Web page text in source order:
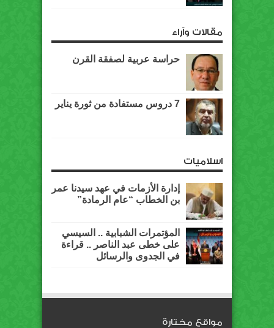
مقالات وآراء
حراسة عربية لصفقة القرن
7 دروس مستفادة من ثورة يناير
اسلاميات
إدارة الأزمات في عهد سيدنا عمر
بن الخطاب “عام الرمادة”
المؤتمرات الشبابية .. السيسي
على خطى عبد الناصر .. قراءة
في الجدوى والرسائل
مواقع مختارة